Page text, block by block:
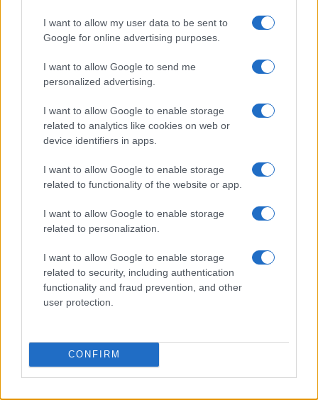
I want to allow my user data to be sent to
Google for online advertising purposes.
I want to allow Google to send me
personalized advertising.
I want to allow Google to enable storage
related to analytics like cookies on web or
device identifiers in apps.
I want to allow Google to enable storage
related to functionality of the website or app.
I want to allow Google to enable storage
related to personalization.
I want to allow Google to enable storage
related to security, including authentication
functionality and fraud prevention, and other
user protection.
CONFIRM
NEWS
Bocciature scolastiche: i casi giudiziari che hanno
fatto discutere